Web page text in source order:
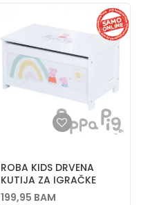
ROBA KIDS DRVENA
KUTIJA ZA IGRAČKE
PEPPA PIG
199,95 BAM